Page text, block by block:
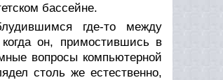
бассейне.
где-то между
он, примостившись в
вопросы компьютерной
столь же естественно,